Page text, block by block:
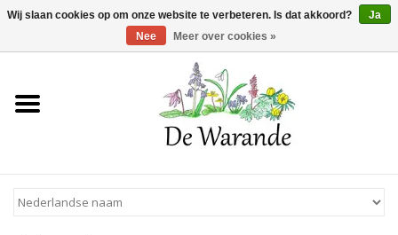
Winkelwagen >0 Artikelen - €0,00
Home
Voorjaarsbloeiers
Wij slaan cookies op om onze website te verbeteren. Is dat akkoord?
Ja
Nee
Meer over cookies »